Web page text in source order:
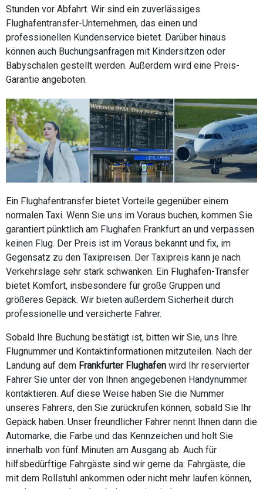
Stunden vor Abfahrt. Wir sind ein zuverlässiges
Flughafentransfer-Unternehmen, das einen und
professionellen Kundenservice bietet. Darüber hinaus
können auch Buchungsanfragen mit Kindersitzen oder
Babyschalen gestellt werden. Außerdem wird eine Preis-
Garantie angeboten.
Ein Flughafentransfer bietet Vorteile gegenüber einem
normalen Taxi. Wenn Sie uns im Voraus buchen, kommen Sie
garantiert pünktlich am Flughafen Frankfurt an und verpassen
keinen Flug. Der Preis ist im Voraus bekannt und fix, im
Gegensatz zu den Taxipreisen. Der Taxipreis kann je nach
Verkehrslage sehr stark schwanken. Ein Flughafen-Transfer
bietet Komfort, insbesondere für große Gruppen und
größeres Gepäck. Wir bieten außerdem Sicherheit durch
professionelle und versicherte Fahrer.
Sobald Ihre Buchung bestätigt ist, bitten wir Sie, uns Ihre
Flugnummer und Kontaktinformationen mitzuteilen. Nach der
Landung auf dem Frankfurter Flughafen wird Ihr reservierter
Fahrer Sie unter der von Ihnen angegebenen Handynummer
kontaktieren. Auf diese Weise haben Sie die Nummer
unseres Fahrers, den Sie zurückrufen können, sobald Sie Ihr
Gepäck haben. Unser freundlicher Fahrer nennt Ihnen dann die
Automarke, die Farbe und das Kennzeichen und holt Sie
innerhalb von fünf Minuten am Ausgang ab. Auch für
hilfsbedürftige Fahrgäste sind wir gerne da: Fahrgäste, die
mit dem Rollstuhl ankommen oder nicht mehr laufen können,